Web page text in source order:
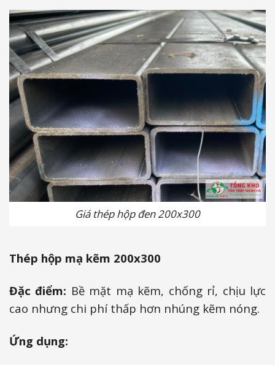
Giá thép hộp đen 200x300
Thép hộp mạ kẽm 200x300
Đặc điểm: Bề mặt mạ kẽm, chống rỉ, chịu lực
cao nhưng chi phí thấp hơn nhúng kẽm nóng.
Ứng dụng: